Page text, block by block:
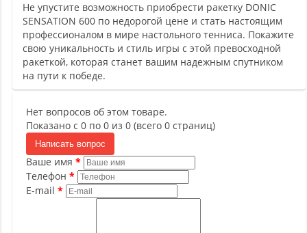
Не упустите возможность приобрести ракетку DONIC
SENSATION 600 по недорогой цене и стать настоящим
профессионалом в мире настольного тенниса. Покажите
свою уникальность и стиль игры с этой превосходной
ракеткой, которая станет вашим надежным спутником
на пути к победе.
Нет вопросов об этом товаре.
Показано с 0 по 0 из 0 (всего 0 страниц)
Написать вопрос
Ваше имя
Телефон
E-mail